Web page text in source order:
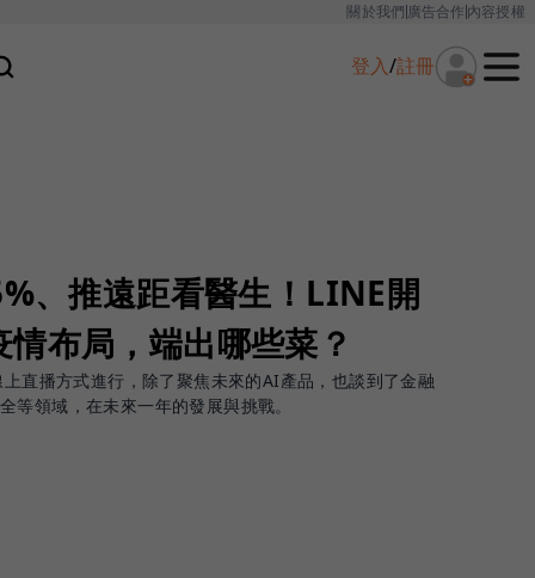
關於我們廣告合作內容授權
登入/註冊
、推遠距看醫生！LINE開
布局，端出哪些菜？
直播方式進行，除了聚焦未來的AI產品，也談到了金融
等領域，在未來一年的發展與挑戰。